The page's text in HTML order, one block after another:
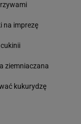
na imprezę
ziemniaczana
kukurydzę